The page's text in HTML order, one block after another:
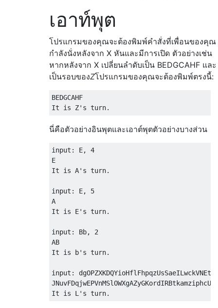
เอาท์พุต
โปรแกรมของคุณจะต้องพิมพ์คำสั่งที่เพื่อนของคุณ
กำลังนั่งหลังจาก X หันและมีการเปิด ตัวอย่างเช่น
หากหลังจาก X เปลี่ยนลำดับเป็น BEDGCAHF และ
เป็นรอบของZโปรแกรมของคุณจะต้องพิมพ์ตรงนี้:
BEDGCAHF
นี่คือตัวอย่างอินพุตและเอาต์พุตตัวอย่างบางส่วน
input: E, 4
E
It is A's turn.
input: E, 5
A
It is E's turn.
input: Bb, 2
AB
It is b's turn.
input: